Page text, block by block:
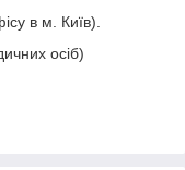
в м. Київ).
осіб)